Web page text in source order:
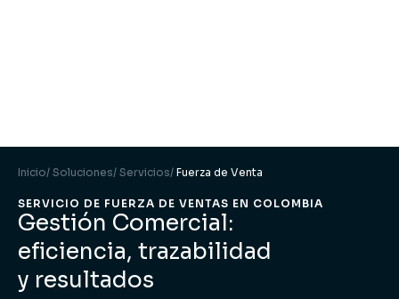
Inicio/ Soluciones/ Servicios/ Fuerza de Venta
SERVICIO DE FUERZA DE VENTAS EN COLOMBIA
Gestión Comercial:
eficiencia, trazabilidad
y resultados